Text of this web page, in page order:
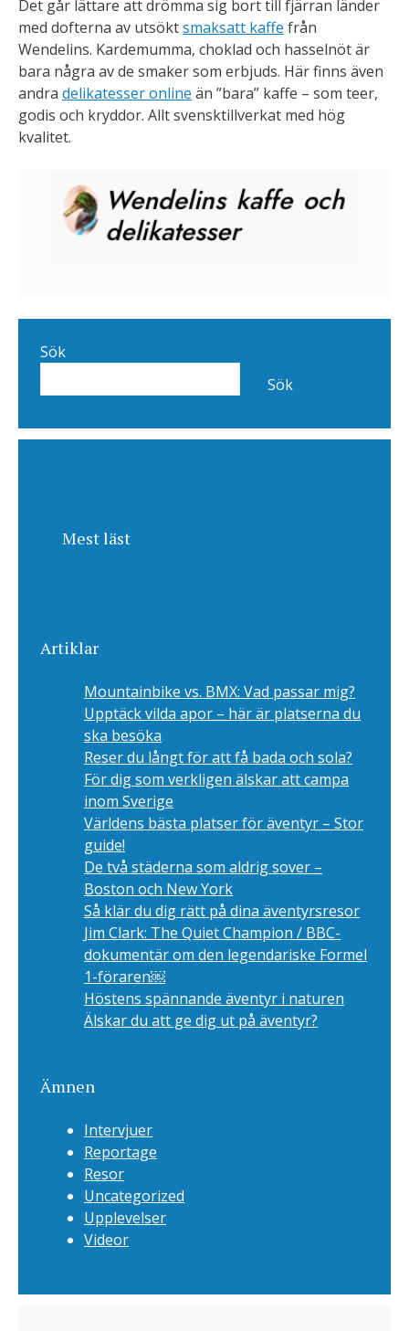
Det går lättare att drömma sig bort till fjärran länder
med dofterna av utsöktsmaksatt kaffe från
Wendelins. Kardemumma, choklad och hasselnöt är
bara några av de smaker som erbjuds. Här finns även
andra delikatesser online än ”bara” kaffe – som teer,
godis och kryddor. Allt svensktillverkat med hög
kvalitet.
Sök
Sök
Mest läst
Artiklar
Mountainbike vs. BMX: Vad passar mig?
Upptäck vilda apor – här är platserna du
ska besöka
Reser du långt för att få bada och sola?
För dig som verkligen älskar att campa
inom Sverige
Världens bästa platser för äventyr – Stor
guide!
De två städerna som aldrig sover –
Boston och New York
Så klär du dig rätt på dina äventyrsresor
Jim Clark: The Quiet Champion / BBC-
dokumentär om den legendariske Formel
1-föraren￼
Höstens spännande äventyr i naturen
Älskar du att ge dig ut på äventyr?
Ämnen
Intervjuer
Reportage
Resor
Uncategorized
Upplevelser
Videor